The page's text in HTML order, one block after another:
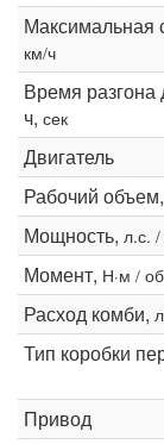
Максимальная
км/ч
Время разгона
ч, сек
Двигатель
Рабочий объем,
Мощность, л.с.
Момент, Н·м /
Расход комби,
Тип коробки
Привод